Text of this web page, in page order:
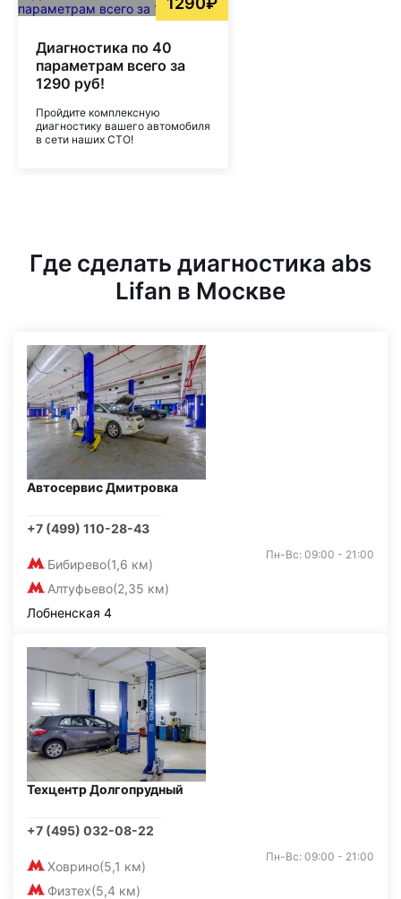
Диагностика по 40
параметрам всего за
1290 руб!
Пройдите комплексную
диагностику вашего автомобиля
в сети наших СТО!
Где сделать диагностика abs
Lifan в Москве
Автосервис Дмитровка
+7 (499) 110-28-43
Бибирево(1,6 км)
Алтуфьево(2,35 км)
Пн-Вс: 09:00 - 21:00
Лобненская 4
Техцентр Долгопрудный
+7 (495) 032-08-22
Ховрино(5,1 км)
Физтех(5,4 км)
Пн-Вс: 09:00 - 21:00